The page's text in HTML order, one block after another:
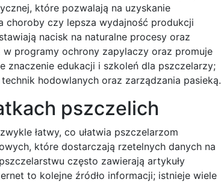
które pozwalają na uzyskanie
choroby czy lepsza wydajność produkcji
nacisk na naturalne procesy oraz
programy ochrony zapylaczy oraz promuje
znaczenie edukacji i szkoleń dla pszczelarzy;
hodowlanych oraz zarządzania pasieką.
pszczelich
łatwy, co ułatwia pszczelarzom
które dostarczają rzetelnych danych na
często zawierają artykuły
to kolejne źródło informacji; istnieje wiele